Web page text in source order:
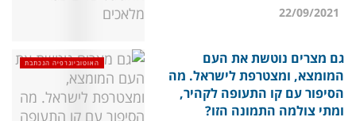
האוטוביוגרפיה הנכתבת
גם מצרים נוטשת את העם
המומצא, ומצטרפת לישראל. מה
הסיפור עם קו התעופה לקהיר,
ומתי צולמה התמונה הזו?